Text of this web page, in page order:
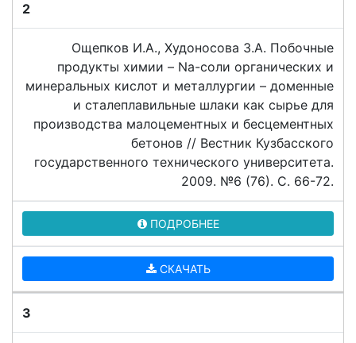
2
Ощепков И.А., Худоносова З.А. Побочные
продукты химии – Na-соли органических и
минеральных кислот и металлургии – доменные
и сталеплавильные шлаки как сырье для
производства малоцементных и бесцементных
бетонов // Вестник Кузбасского
государственного технического университета.
2009. №6 (76). C. 66-72.
ПОДРОБНЕЕ
СКАЧАТЬ
3